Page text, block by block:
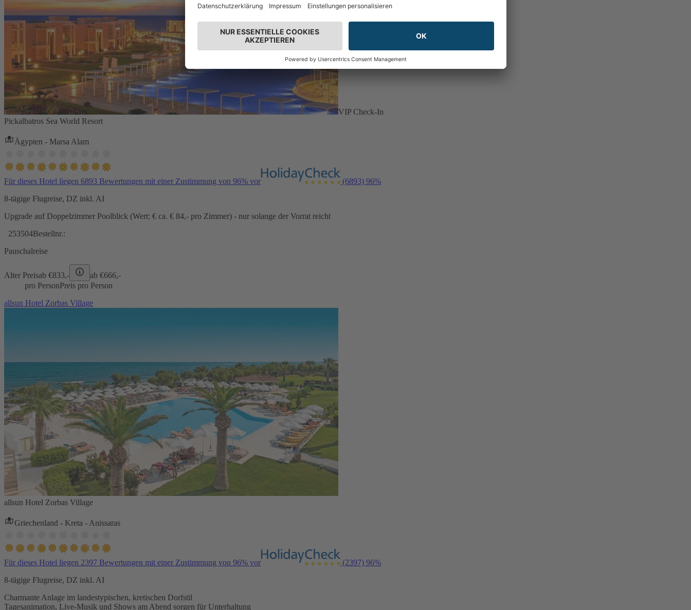
VIP Check-In
Pickalbatros Sea World Resort
Ägypten - Marsa Alam
Für dieses Hotel liegen 6893 Bewertungen mit einer Zustimmung von 96% vor (6893) 96%
8-tägige Flugreise, DZ inkl. AI
Upgrade auf Doppelzimmer Poolblick (Wert: € ca. € 84,- pro Zimmer) - nur solange der Vorrat reicht
253504Bestellnr.:
Pauschalreise
Alter Preisab €833,- ab €666,-
pro PersonPreis pro Person
allsun Hotel Zorbas Village
allsun Hotel Zorbas Village
Griechenland - Kreta - Anissaras
Für dieses Hotel liegen 2397 Bewertungen mit einer Zustimmung von 96% vor (2397) 96%
8-tägige Flugreise, DZ inkl. AI
Charmante Anlage im landestypischen, kretischen Dorfstil
Tagesanimation, Live-Musik und Shows am Abend sorgen für Unterhaltung